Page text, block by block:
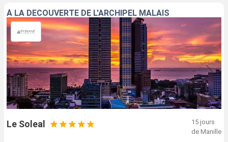
À LA DÉCOUVERTE DE L'ARCHIPEL MALAIS
Le Soleal
15 jours
de Manille